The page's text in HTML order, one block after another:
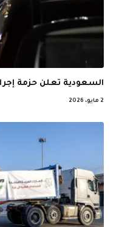
السعودية تعلن حزمة
2 مايو، 2026